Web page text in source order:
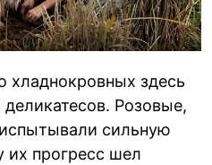
хладнокровных здесь
Розовые,
сильную
их прогресс шел